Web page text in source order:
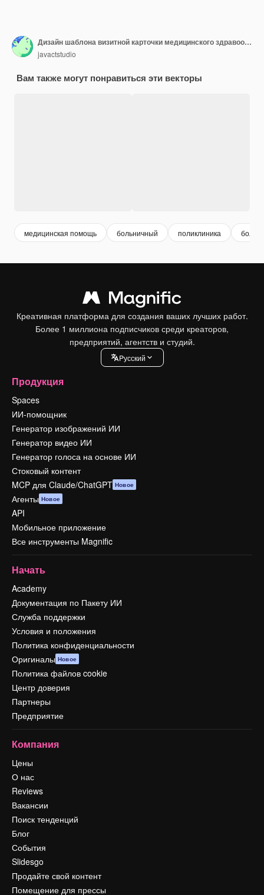
Дизайн шаблона визитной карточки медицинского здравоохранения
javactstudio
Вам также могут понравиться эти векторы
медицинская помощь больничный поликлиника
Креативная платформа для создания ваших лучших работ.
Более 1 миллиона подписчиков среди креаторов,
предприятий, агентств и студий.
Pусский
Продукция
Spaces
ИИ-помощник
Генератор изображений ИИ
Генератор видео ИИ
Генератор голоса на основе ИИ
Стоковый контент
MCP для Claude/ChatGPT Новое
Агенты Новое
API
Мобильное приложение
Все инструменты Magnific
Начать
Academy
Документация по Пакету ИИ
Служба поддержки
Условия и положения
Политика конфиденциальности
Оригиналы Новое
Политика файлов cookie
Центр доверия
Партнеры
Предприятие
Компания
Цены
О нас
Reviews
Вакансии
Поиск тенденций
Блог
События
Slidesgo
Продайте свой контент
Помещение для прессы